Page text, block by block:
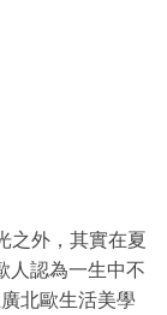
之外，其實在夏
人認為一生中不
北歐生活美學